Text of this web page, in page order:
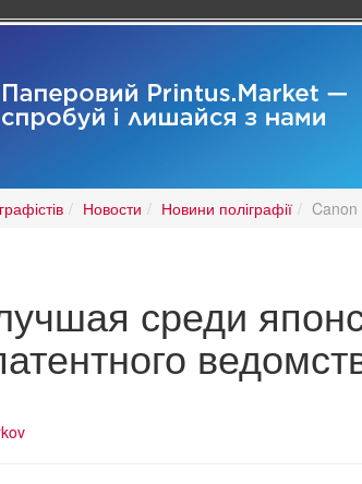
Новости Новини поліграфії Canon
среди